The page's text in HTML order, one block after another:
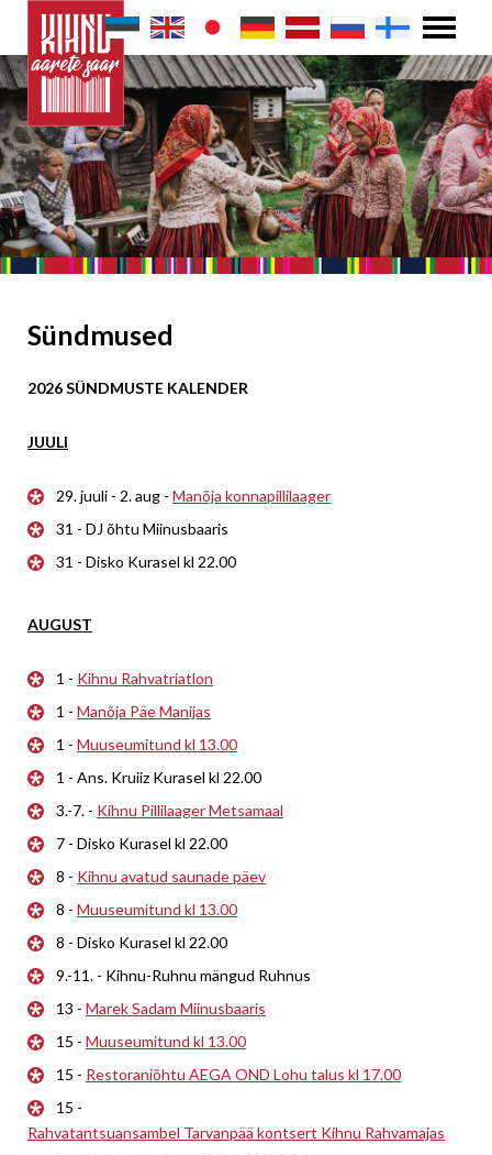
Sündmused
2026 SÜNDMUSTE KALENDER
JUULI
29. juuli - 2. aug - Manõja konnapillilaager
31 - DJ õhtu Miinusbaaris
31 - Disko Kurasel kl 22.00
AUGUST
1 - Kihnu Rahvatriatlon
1 - Manõja Päe Manijas
1 - Muuseumitund kl 13.00
1 - Ans. Kruiiz Kurasel kl 22.00
3.-7. - Kihnu Pillilaager Metsamaal
7 - Disko Kurasel kl 22.00
8 - Kihnu avatud saunade päev
8 - Muuseumitund kl 13.00
8 - Disko Kurasel kl 22.00
9.-11. - Kihnu-Ruhnu mängud Ruhnus
13 - Marek Sadam Miinusbaaris
15 - Muuseumitund kl 13.00
15 - Restoraniõhtu AEGA OND Lohu talus kl 17.00
15 -
Rahvatantsuansambel Tarvanpää kontsert Kihnu Rahvamajas